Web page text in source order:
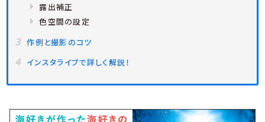
露出補正
色空間の設定
作例と撮影のコツ
インスタライブで詳しく解説！